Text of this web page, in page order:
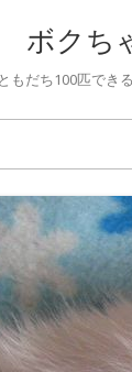
クち
だち100匹できる